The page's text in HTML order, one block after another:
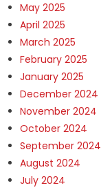
May 2025
April 2025
March 2025
February 2025
January 2025
December 2024
November 2024
October 2024
September 2024
August 2024
July 2024